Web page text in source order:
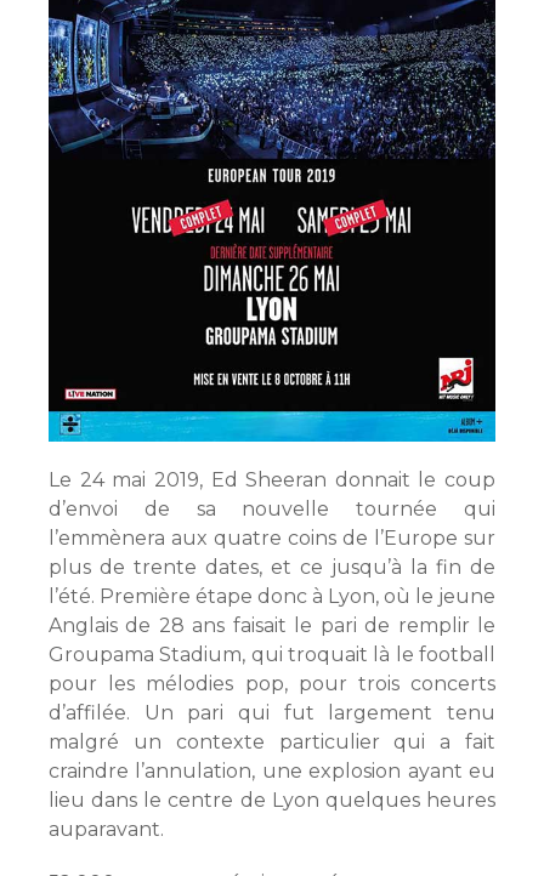
Le 24 mai 2019, Ed Sheeran donnait le coup
d’envoi de sa nouvelle tournée qui
l’emmènera aux quatre coins de l’Europe sur
plus de trente dates, et ce jusqu’à la fin de
l’été. Première étape donc à Lyon, où le jeune
Anglais de 28 ans faisait le pari de remplir le
Groupama Stadium, qui troquait là le football
pour les mélodies pop, pour trois concerts
d’affilée. Un pari qui fut largement tenu
malgré un contexte particulier qui a fait
craindre l’annulation, une explosion ayant eu
lieu dans le centre de Lyon quelques heures
auparavant.